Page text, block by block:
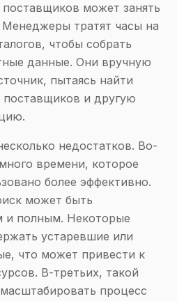
может занять
тратят часы на
чтобы собрать
данные. Они вручную
пытаясь найти
поставщиков и другую
недостатков. Во-
времени, которое
более эффективно.
может быть
и полным. Некоторые
устаревшие или
что может привести к
В-третьих, такой
процесс